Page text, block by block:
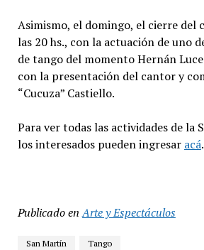
Asimismo, el domingo, el cierre del
las 20 hs., con la actuación de uno
de tango del momento Hernán
con la presentación del cantor y
“Cucuza” Castiello.
Para ver todas las actividades de la
los interesados pueden ingresar acá.
Publicado en Arte y Espectáculos
San Martín Tango